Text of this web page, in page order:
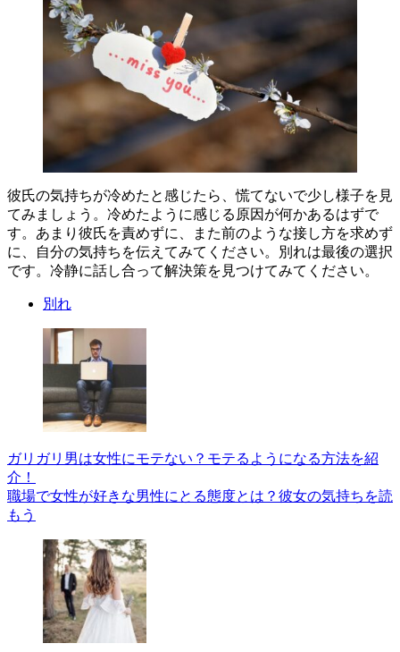
彼氏の気持ちが冷めたと感じたら、慌てないで少し様子を見
てみましょう。冷めたように感じる原因が何かあるはずで
す。あまり彼氏を責めずに、また前のような接し方を求めず
に、自分の気持ちを伝えてみてください。別れは最後の選択
です。冷静に話し合って解決策を見つけてみてください。
別れ
ガリガリ男は女性にモテない？モテるようになる方法を紹
介！
職場で女性が好きな男性にとる態度とは？彼女の気持ちを読
もう